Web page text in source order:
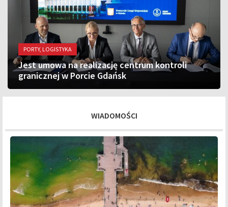
PORTY, LOGISTYKA
Jest umowa na realizację centrum kontroli
granicznej w Porcie Gdańsk
WIADOMOŚCI